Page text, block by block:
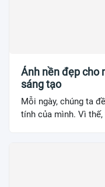
Ảnh nền đẹp cho
sáng tạo
Mỗi ngày, chúng ta
tính của mình. Vì